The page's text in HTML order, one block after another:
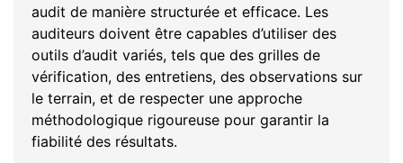
audit de manière structurée et efficace. Les
auditeurs doivent être capables d’utiliser des
outils d’audit variés, tels que des grilles de
vérification, des entretiens, des observations sur
le terrain, et de respecter une approche
méthodologique rigoureuse pour garantir la
fiabilité des résultats.